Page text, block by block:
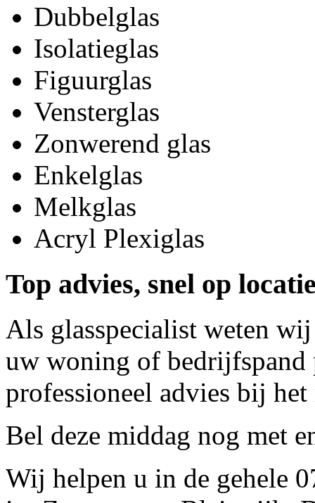
Dubbelglas
Isolatieglas
Figuurglas
Vensterglas
Zonwerend glas
Enkelglas
Melkglas
Acryl Plexiglas
Top advies, snel op
Als glasspecialist weten
uw woning of bedrijfspand
professioneel advies bij
Bel deze middag nog met
Wij helpen u in de gehele